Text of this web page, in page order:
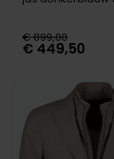
€ 899,00
€ 449,50